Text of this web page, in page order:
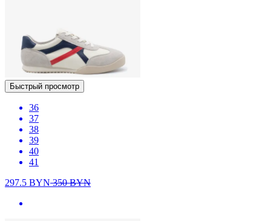
Быстрый просмотр
36
37
38
39
40
41
297.5 BYN350BYN